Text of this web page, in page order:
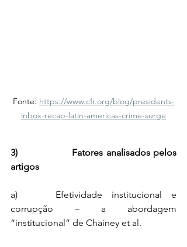
Fonte: https://www.cfr.org/blog/presidents-
inbox-recap-latin-americas-crime-surge
3)                 Fatores analisados pelos
artigos
a)    Efetividade institucional e
corrupção – a abordagem
“institucional” de Chainey et al.